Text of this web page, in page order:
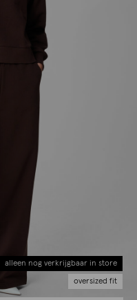
alleen nog verkrijgbaar in store
oversized fit